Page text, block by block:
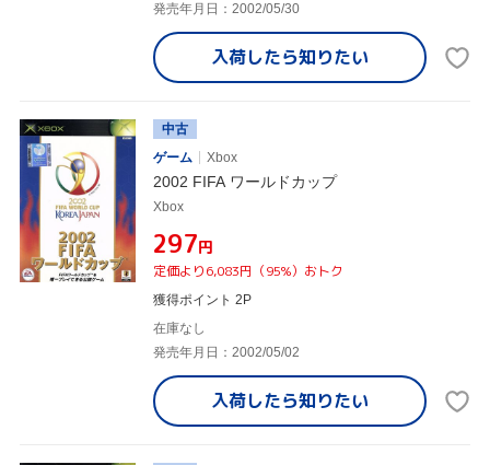
発売年月日：2002/05/30
入荷したら知りたい
中古
ゲーム
Xbox
2002 FIFA ワールドカップ
Xbox
¥297円
定価より6,083円（95%）おトク
獲得ポイント 2P
在庫なし
発売年月日：2002/05/02
入荷したら知りたい